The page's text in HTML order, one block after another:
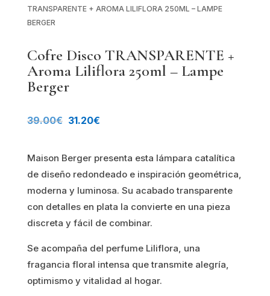
TRANSPARENTE + AROMA LILIFLORA 250ML – LAMPE
BERGER
Cofre Disco TRANSPARENTE +
Aroma Liliflora 250ml – Lampe
Berger
39.00€ El
original
era:
39.00€.
31.20€El
actual
es:
31.20€.
Maison Berger presenta esta lámpara catalítica
de diseño redondeado e inspiración geométrica,
moderna y luminosa. Su acabado transparente
con detalles en plata la convierte en una pieza
discreta y fácil de combinar.
Se acompaña del perfume Liliflora, una
fragancia floral intensa que transmite alegría,
optimismo y vitalidad al hogar.